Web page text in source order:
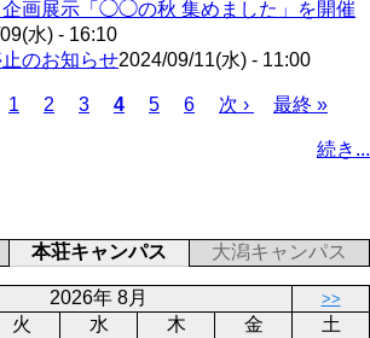
企画展示「◯◯の秋 集めました」を開催
水) - 16:10
のお知らせ2024/09/11(水) - 11:00
ペ
1
ペ
2
ペ
3
カ
ジ
4
ペ
5
ペ
6
次
次 ›
最
最終 »
続き...
本荘キャンパス 大潟キャンパス
2026年 8月 >>
火 水 木 金
土